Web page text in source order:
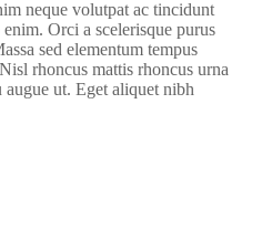
neque volutpat ac tincidunt
Orci a scelerisque purus
sed elementum tempus
rhoncus mattis rhoncus urna
ut. Eget aliquet nibh